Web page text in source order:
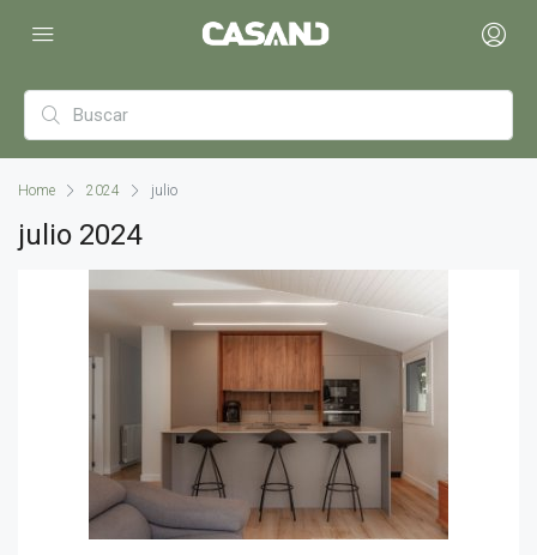
Home 2024 julio
julio 2024